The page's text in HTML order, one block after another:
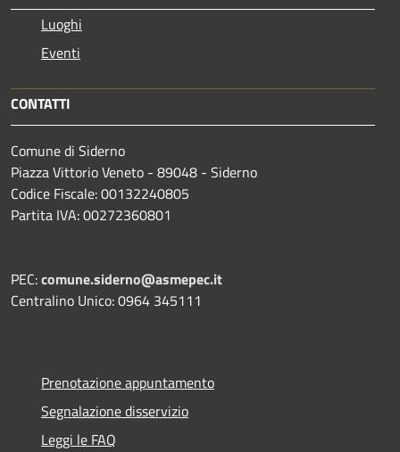
Luoghi
Eventi
CONTATTI
Comune di Siderno
Piazza Vittorio Veneto - 89048 - Siderno
Codice Fiscale: 00132240805
Partita IVA: 00272360801
PEC:comune.siderno@asmepec.it
Centralino Unico: 0964 345111
Prenotazione appuntamento
Segnalazione disservizio
Leggi le FAQ